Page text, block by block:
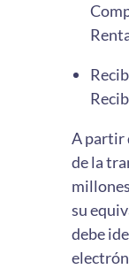
A partir
de la
su
debe